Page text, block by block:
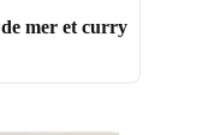
mer et curry